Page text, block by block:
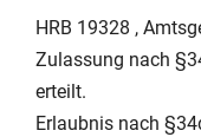
HRB 19328 ,
Zulassung nach
erteilt.
Erlaubnis nach